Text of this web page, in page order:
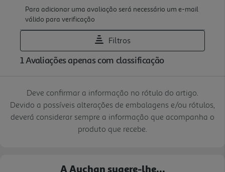
Deve confirmar a informação no rótulo do artigo.
Devido a possíveis alterações de embalagens e/ou rótulos,
deverá considerar sempre a informação que acompanha o
produto que recebe.
A Auchan sugere-lhe...